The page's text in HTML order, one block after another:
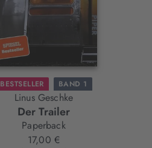
BESTSELLER BAND 1
Linus Geschke
Der Trailer
Paperback
17,00 €